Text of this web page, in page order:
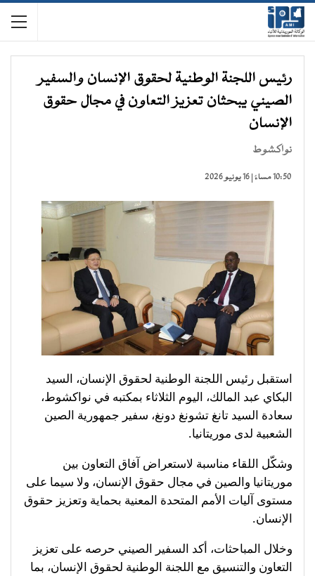
رئيس اللجنة الوطنية لحقوق الإنسان والسفير
الصيني يبحثان تعزيز التعاون في مجال حقوق
الإنسان
نواكشوط
10:50 مساءً | 16 يونيو 2026
استقبل رئيس اللجنة الوطنية لحقوق الإنسان، السيد
البكاي عبد المالك، اليوم الثلاثاء بمكتبه في نواكشوط،
سعادة السيد تانغ تشونغ دونغ، سفير جمهورية الصين
الشعبية لدى موريتانيا.
وشكّل اللقاء مناسبة لاستعراض آفاق التعاون بين
موريتانيا والصين في مجال حقوق الإنسان، ولا سيما على
مستوى آليات الأمم المتحدة المعنية بحماية وتعزيز حقوق
الإنسان.
وخلال المباحثات، أكد السفير الصيني حرصه على تعزيز
التعاون والتنسيق مع اللجنة الوطنية لحقوق الإنسان، بما